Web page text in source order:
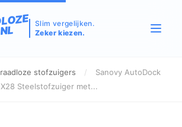
Slim vergelijken.
Zeker kiezen.
stofzuigers /
Sanovy AutoDock
X28 Steelstofzuiger met...